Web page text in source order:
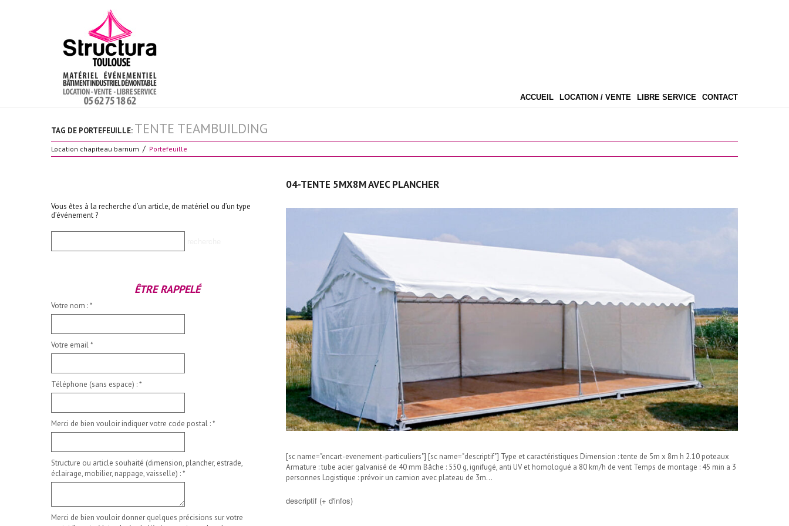
ACCUEIL LOCATION / VENTE LIBRE SERVICE CONTACT
TAG DE PORTEFEUILLE: TENTE TEAMBUILDING
Location chapiteau barnum Portefeuille
04-TENTE 5MX8M AVEC PLANCHER
[sc name="encart-evenement-particuliers"] [sc name="descriptif"] Type et caractéristiques Dimension : tente de 5m x 8m h 2.10 poteaux
Armature : tube acier galvanisé de 40 mm Bâche : 550 g, ignifugé, anti UV et homologué a 80 km/h de vent Temps de montage : 45 min a 3
personnes Logistique : prévoir un camion avec plateau de 3m…
descriptif (+ d'infos)
Vous êtes à la recherche d’un article, de matériel ou d’un type
d’événement ?
ÊTRE RAPPELÉ
Votre nom :*
Votre email*
Téléphone (sans espace) :*
Merci de bien vouloir indiquer votre code postal :*
Structure ou article souhaité (dimension, plancher, estrade,
éclairage, mobilier, nappage, vaisselle) :*
Merci de bien vouloir donner quelques précisions sur votre